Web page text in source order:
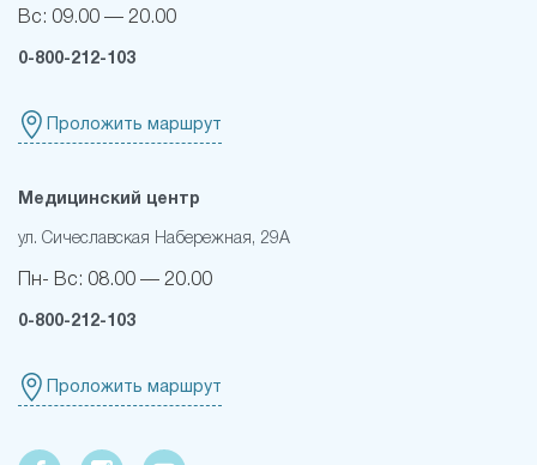
Вс: 09.00 — 20.00
0-800-212-103
Проложить маршрут
Медицинский центр
ул. Сичеславская Набережная, 29А
Пн- Вс: 08.00 — 20.00
0-800-212-103
Проложить маршрут